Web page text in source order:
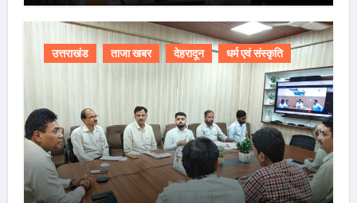
उत्तराखंड ताजा खबर देहरादून धर्म एवं संस्कृति